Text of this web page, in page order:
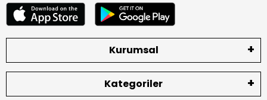
Kurumsal
Kategoriler